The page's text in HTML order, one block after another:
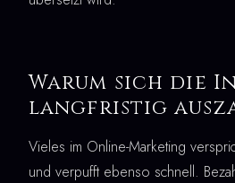
Warum sich die
langfristig
Vieles im Online-Marketing
und verpufft ebenso schnell.